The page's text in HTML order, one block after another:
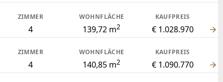
ZIMMER
4
WOHNFLÄCHE
139,72 m2
KAUFPREIS
€ 1.028.970
ZIMMER
4
WOHNFLÄCHE
140,85 m2
KAUFPREIS
€ 1.090.770